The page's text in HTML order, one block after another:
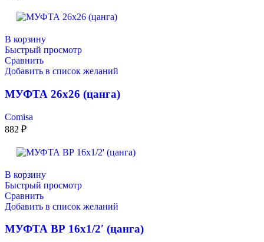
В корзину
Быстрый просмотр
Сравнить
Добавить в список желаний
МУФТА 26х26 (цанга)
Comisa
882 ₽
В корзину
Быстрый просмотр
Сравнить
Добавить в список желаний
МУФТА ВР 16х1/2′ (цанга)